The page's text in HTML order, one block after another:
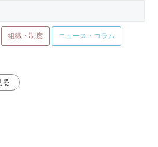
組織・制度 ニュース・コラム
る